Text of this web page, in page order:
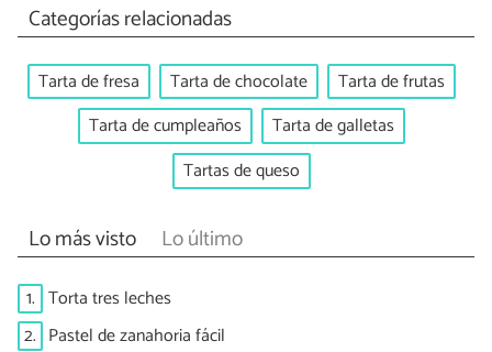
Categorías relacionadas
Tarta de fresa Tarta de chocolate
Tarta de frutas
Tarta de cumpleaños
Tarta de galletas
Tartas de queso
Lo más visto Lo último
1. Torta tres leches
2. Pastel de zanahoria fácil